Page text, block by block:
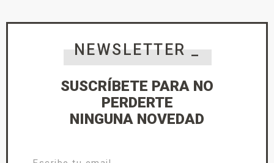
NEWSLETTER _
SUSCRÍBETE PARA NO
PERDERTE
NINGUNA NOVEDAD